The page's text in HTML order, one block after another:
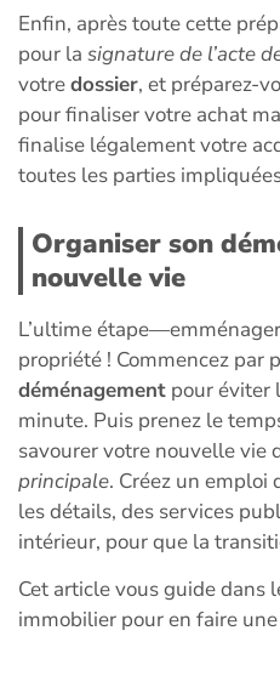
Enfin, après toute cette
pour la signature de l’acte
votredossier, et préparez-
pour finaliser votre achat
finalise légalement votre
toutes les parties
Organiser son
nouvelle vie
L’ultime
propriété ! Commencez par
déménagement pour éviter
minute. Puis prenez le
savourer votre nouvelle vie
principale. Créez un emploi
les détails, des services
intérieur, pour que la
Cet article vous guide dans
immobilier pour en faire